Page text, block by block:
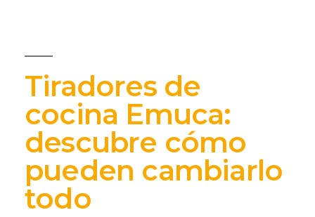
Tiradores de
cocina Emuca:
descubre cómo
pueden cambiarlo
todo